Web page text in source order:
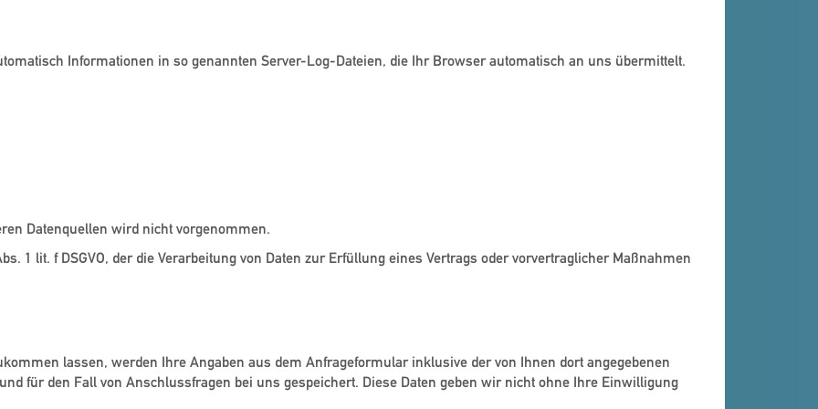
Informationen in so genannten Server-Log-Dateien, die Ihr Browser automatisch an uns übermittelt.
Datenquellen wird nicht vorgenommen.
1 lit. f DSGVO, der die Verarbeitung von Daten zur Erfüllung eines Vertrags oder vorvertraglicher Maßnahmen
lassen, werden Ihre Angaben aus dem Anfrageformular inklusive der von Ihnen dort angegebenen
für den Fall von Anschlussfragen bei uns gespeichert. Diese Daten geben wir nicht ohne Ihre Einwilligung